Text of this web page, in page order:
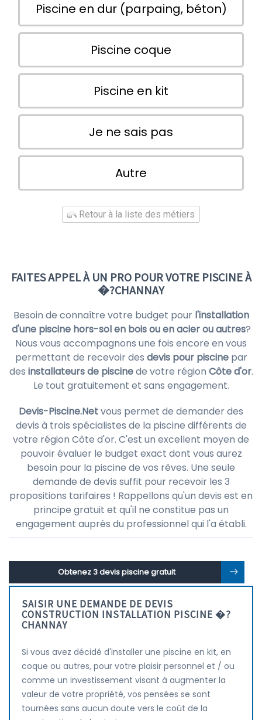
Piscine en dur (parpaing, béton)
Piscine coque
Piscine en kit
Je ne sais pas
Autre
Retour à la liste des métiers
FAITES APPEL À UN PRO POUR VOTRE PISCINE À
�?CHANNAY
Besoin de connaître votre budget pour l'installation
d'une piscine hors-sol en bois ou en acier ou autres?
Nous vous accompagnons une fois encore en vous
permettant de recevoir des devis pour piscinepar
des installateurs de piscinede votre région Côte d'or.
Le tout gratuitement et sans engagement.
Devis-Piscine.Netvous permet de demander des
devis à trois spécialistes de la piscine différents de
votre région Côte d'or. C'est un excellent moyen de
pouvoir évaluer le budget exact dont vous aurez
besoin pour la piscine de vos rêves. Une seule
demande de devis suffit pour recevoir les 3
propositions tarifaires ! Rappellons qu'un devis est en
principe gratuit et qu'il ne constitue pas un
engagement auprès du professionnel qui l'a établi.
Obtenez 3 devis piscine gratuit
SAISIR UNE DEMANDE DE DEVIS
CONSTRUCTION INSTALLATION PISCINE �?
CHANNAY
Si vous avez décidé d'installer une piscine en kit, en
coque ou autres, pour votre plaisir personnel et / ou
comme un investissement visant à augmenter la
valeur de votre propriété, vos pensées se sont
tournées sans aucun doute vers le coût de la